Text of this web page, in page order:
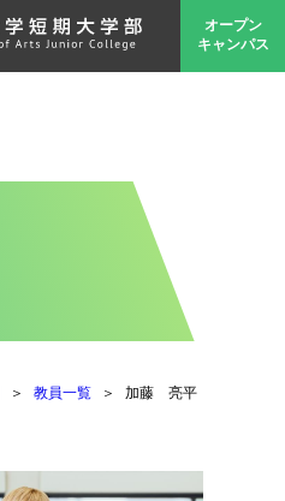
オープン
キャンパス
教員一覧 加藤 亮平